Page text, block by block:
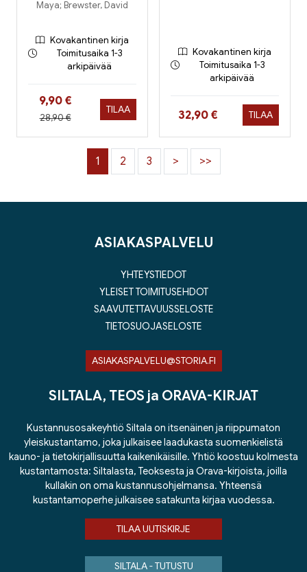
Maya; Brewster, David
Kovakantinen kirja
Toimitusaika 1-3
arkipäivää
Hinta nyt
9,90 €
Hinta aiemmin
28,90 €
TILAA
Kovakantinen kirja
Toimitusaika 1-3
arkipäivää
Hinta nyt
32,90 € TILAA
1 2 3 > >>
ASIAKASPALVELU
YHTEYSTIEDOT
YLEISET TOIMITUSEHDOT
SAAVUTETTAVUUSSELOSTE
TIETOSUOJASELOSTE
ASIAKASPALVELU@STORIA.FI
SILTALA, TEOS ja ORAVA-KIRJAT
Kustannusosakeyhtiö Siltala on itsenäinen ja riippumaton
yleiskustantamo, joka julkaisee laadukasta suomenkielistä
kauno- ja tietokirjallisuutta kaikenikäisille. Yhtiö koostuu kolmesta
kustantamosta: Siltalasta, Teoksesta ja Orava-kirjoista, joilla
kullakin on oma kustannusohjelmansa. Yhteensä
kustantamoperhe julkaisee satakunta kirjaa vuodessa.
TILAA UUTISKIRJE
SILTALA - TUTUSTU